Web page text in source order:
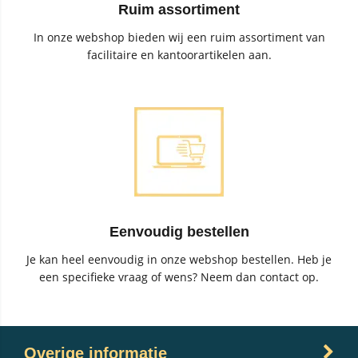
Ruim assortiment
In onze webshop bieden wij een ruim assortiment van
facilitaire en kantoorartikelen aan.
Eenvoudig bestellen
Je kan heel eenvoudig in onze webshop bestellen. Heb je
een specifieke vraag of wens? Neem dan contact op.
Overige informatie